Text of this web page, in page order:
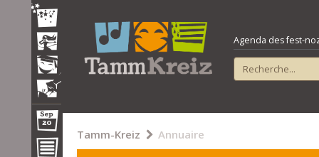
Agenda des fest-
Tamm-Kreiz Annuaire